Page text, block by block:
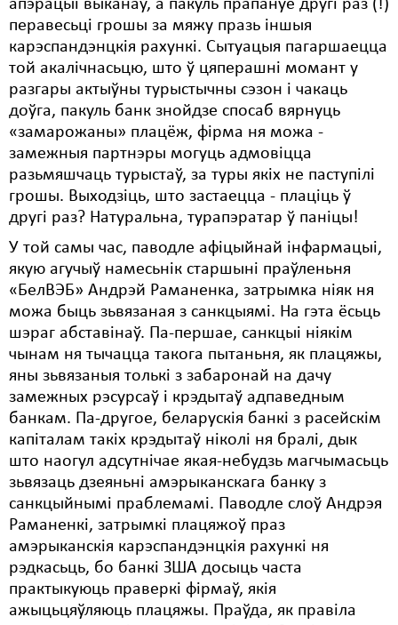
апэрацыі выканаў, а пакуль прапануе другі раз (!)
перавесьці грошы за мяжу празь іншыя
карэспандэнцкія рахункі. Сытуацыя пагаршаецца
той акалічнасьцю, што ў цяперашні момант у
разгары актыўны турыстычны сэзон і чакаць
доўга, пакуль банк знойдзе спосаб вярнуць
«замарожаны» плацёж, фірма ня можа -
замежныя партнэры могуць адмовіцца
разьмяшчаць турыстаў, за туры якіх не паступілі
грошы. Выходзіць, што застаецца - плаціць ў
другі раз? Натуральна, турапэратар ў паніцы!
У той самы час, паводле афіцыйнай інфармацыі,
якую агучыў намесьнік старшыні праўленьня
«БелВЭБ» Андрэй Раманенка, затрымка ніяк ня
можа быць зьвязаная з санкцыямі. На гэта ёсьць
шэраг абставінаў. Па-першае, санкцыі ніякім
чынам ня тычацца такога пытаньня, як плацяжы,
яны зьвязаныя толькі з забаронай на дачу
замежных рэсурсаў і крэдытаў адпаведным
банкам. Па-другое, беларускія банкі з расейскім
капіталам такіх крэдытаў ніколі ня бралі, дык
што наогул адсутнічае якая-небудзь магчымасьць
зьвязаць дзеяньні амэрыканскага банку з
санкцыйнымі праблемамі. Паводле слоў Андрэя
Раманенкі, затрымкі плацяжоў праз
амэрыканскія карэспандэнцкія рахункі ня
рэдкасьць, бо банкі ЗША досыць часта
практыкуюць праверкі фірмаў, якія
ажыцьцяўляюць плацяжы. Праўда, як правіла